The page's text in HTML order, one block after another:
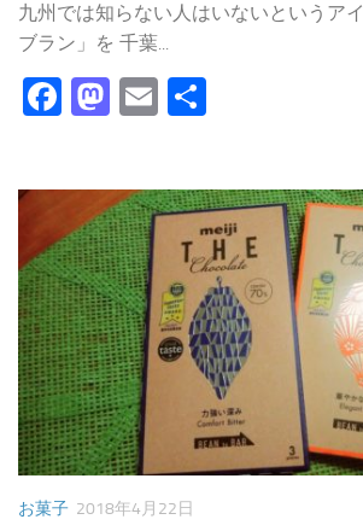
九州では知らない人はいないというア
ブラン」を 千葉...
Facebook
Mastodon
Email
お菓子 2018年4月22日